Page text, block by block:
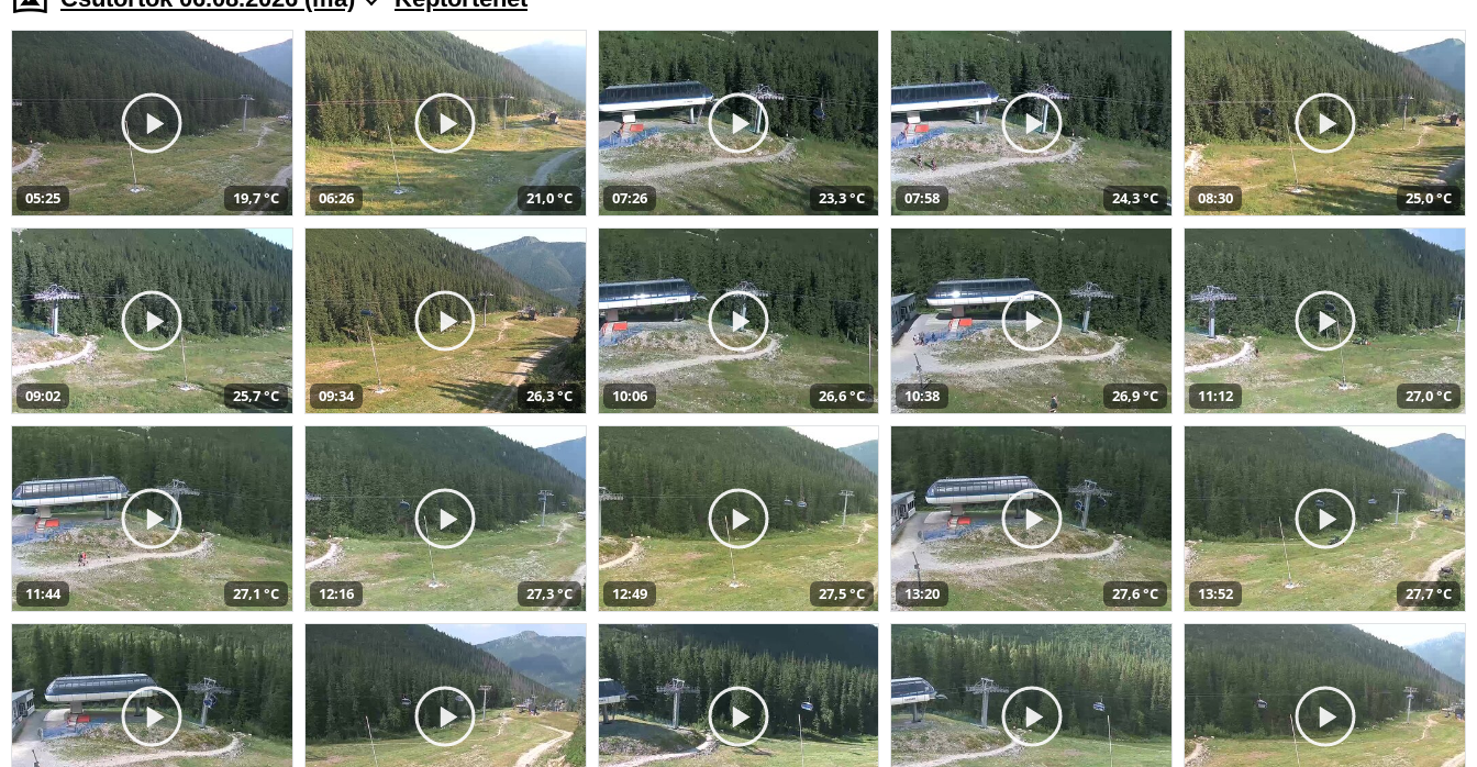
05:25 19,7 °C 06:26 21,0 °C 07:26 23,3 °C 07:58 24,3 °C 08:30 25,0 °C
09:02 25,7 °C 09:34 26,3 °C 10:06 26,6 °C 10:38 26,9 °C 11:12 27,0 °C
11:44 27,1 °C 12:16 27,3 °C 12:49 27,5 °C 13:20 27,6 °C 13:52 27,7 °C